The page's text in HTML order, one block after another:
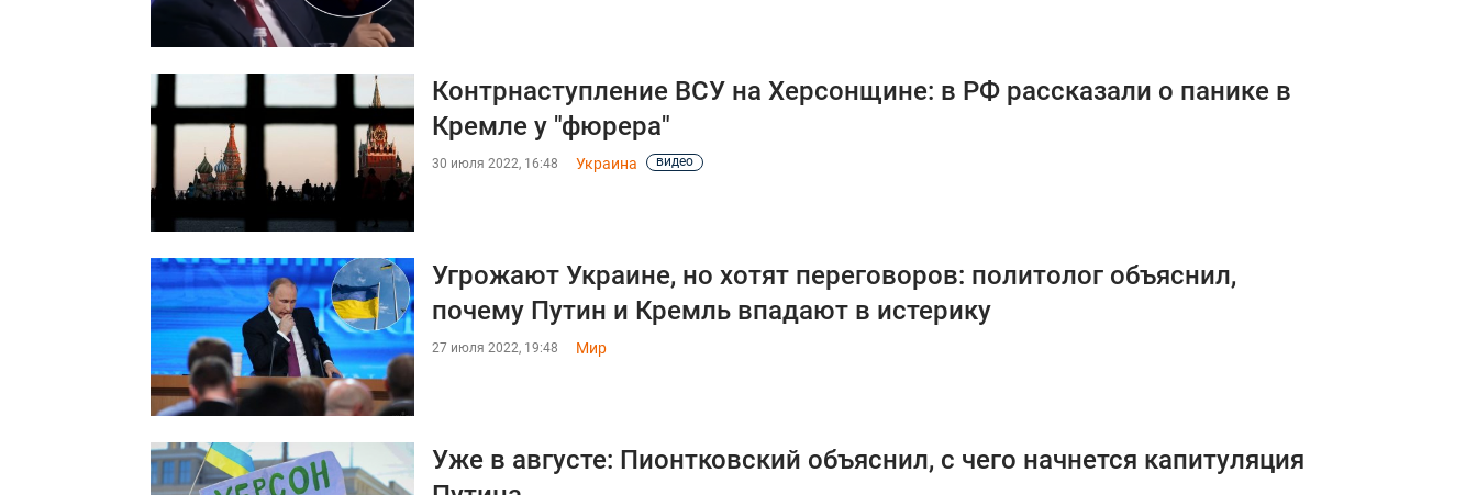
Контрнаступление ВСУ на Херсонщине: в РФ рассказали о панике в
Кремле у "фюрера"
30 июля 2022, 16:48 Украина видео
Угрожают Украине, но хотят переговоров: политолог объяснил,
почему Путин и Кремль впадают в истерику
27 июля 2022, 19:48 Мир
Уже в августе: Пионтковский объяснил, с чего начнется капитуляция